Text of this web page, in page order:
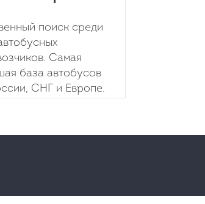
поиск среди
Самая
база автобусов
СНГ и Европе.